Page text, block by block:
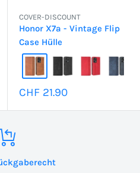
COVER-DISCOUNT
Honor X7a - Vintage Flip
Case Hülle
Sonderpreis
CHF 21.90